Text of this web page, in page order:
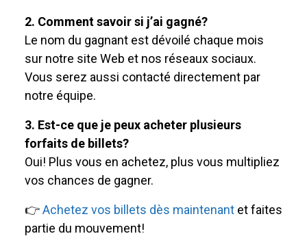
2. Comment savoir si j’ai gagné?
Le nom du gagnant est dévoilé chaque mois
sur notre site Web et nos réseaux sociaux.
Vous serez aussi contacté directement par
notre équipe.
3. Est-ce que je peux acheter plusieurs
forfaits de billets?
Oui! Plus vous en achetez, plus vous multipliez
vos chances de gagner.
👉Achetez vos billets dès maintenant et faites
partie du mouvement!